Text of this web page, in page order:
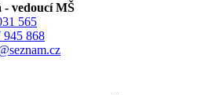
- vedoucí MŠ
565
945 868